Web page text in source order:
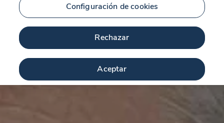
Configuración de cookies
Rechazar
Aceptar